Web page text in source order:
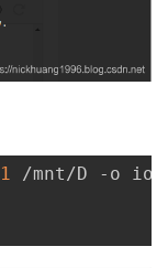
1 /mnt/D -o